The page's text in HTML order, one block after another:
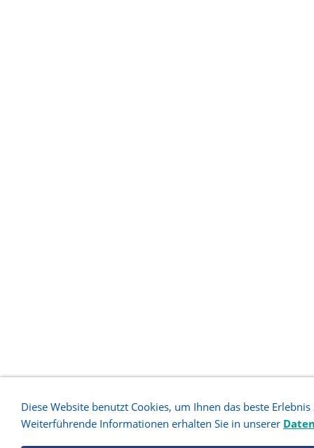
Diese Website benutzt Cookies, um Ihnen das beste
Weiterführende Informationen erhalten Sie in unserer